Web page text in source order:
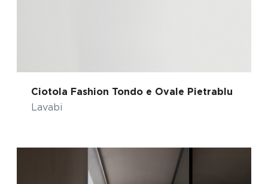
Ciotola Fashion Tondo e Ovale Pietrablu
Lavabi